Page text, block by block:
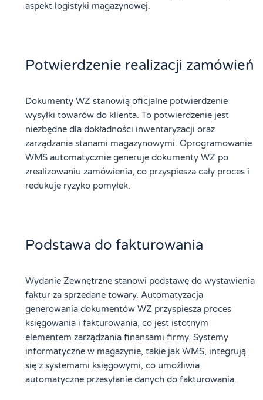
aspekt logistyki magazynowej.
Potwierdzenie realizacji zamówień
Dokumenty WZ stanowią oficjalne potwierdzenie
wysyłki towarów do klienta. To potwierdzenie jest
niezbędne dla dokładności inwentaryzacji oraz
zarządzania stanami magazynowymi. Oprogramowanie
WMS automatycznie generuje dokumenty WZ po
zrealizowaniu zamówienia, co przyspiesza cały proces i
redukuje ryzyko pomyłek.
Podstawa do fakturowania
Wydanie Zewnętrzne stanowi podstawę do wystawienia
faktur za sprzedane towary. Automatyzacja
generowania dokumentów WZ przyspiesza proces
księgowania i fakturowania, co jest istotnym
elementem zarządzania finansami firmy. Systemy
informatyczne w magazynie, takie jak WMS, integrują
się z systemami księgowymi, co umożliwia
automatyczne przesyłanie danych do fakturowania.